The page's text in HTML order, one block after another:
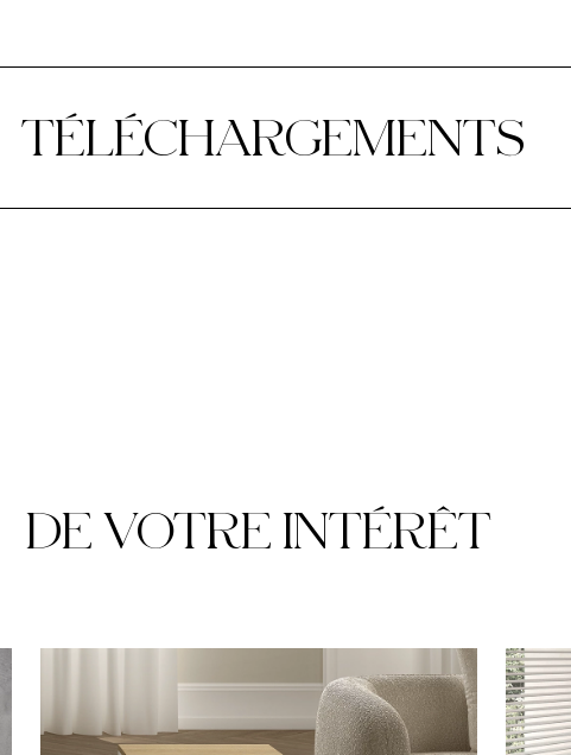
TÉLÉCHARGEMENTS
DE VOTRE INTÉRÊT